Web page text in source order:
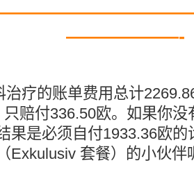
——————-
治疗的账单费用总计
只赔付336.50欧。如果你
果是必须自付1933.36欧
Exkulusiv 套餐）的小伙伴